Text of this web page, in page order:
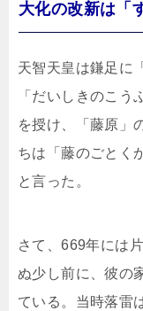
大化の改新は「
天智天皇は鎌足に
「だいしきのこう
を授け、「藤原」
ちは「藤のごとく
と言った。
さて、669年には
ぬ少し前に、彼の
ている。当時落雷